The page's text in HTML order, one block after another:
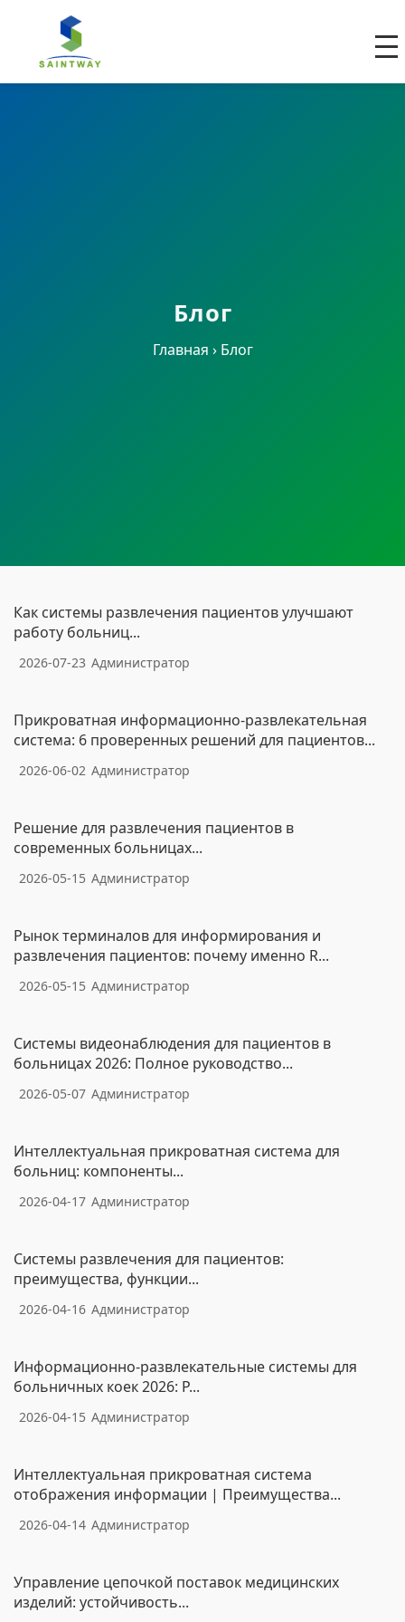
Блог
Главная › Блог
Как системы развлечения пациентов улучшают
работу больниц...
2026-07-23 Администратор
Прикроватная информационно-развлекательная
система: 6 проверенных решений для пациентов...
2026-06-02 Администратор
Решение для развлечения пациентов в
современных больницах...
2026-05-15 Администратор
Рынок терминалов для информирования и
развлечения пациентов: почему именно R...
2026-05-15 Администратор
Системы видеонаблюдения для пациентов в
больницах 2026: Полное руководство...
2026-05-07 Администратор
Интеллектуальная прикроватная система для
больниц: компоненты...
2026-04-17 Администратор
Системы развлечения для пациентов:
преимущества, функции...
2026-04-16 Администратор
Информационно-развлекательные системы для
больничных коек 2026: Р...
2026-04-15 Администратор
Интеллектуальная прикроватная система
отображения информации | Преимущества...
2026-04-14 Администратор
Управление цепочкой поставок медицинских
изделий: устойчивость...